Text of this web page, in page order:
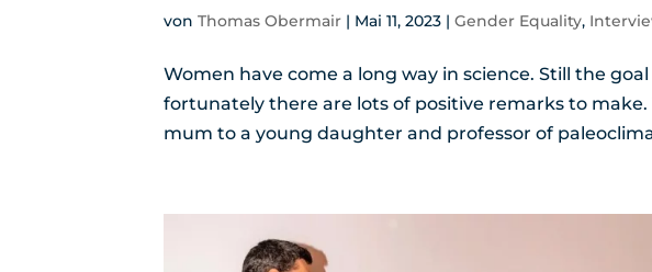
vonThomas Obermair | Mai 11, 2023 |Gender Equality,
Women have come a long way in science. Still the
fortunately there are lots of positive remarks to make.
mum to a young daughter and professor of